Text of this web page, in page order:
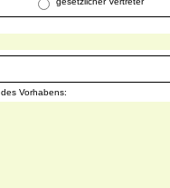
Vorhabens: